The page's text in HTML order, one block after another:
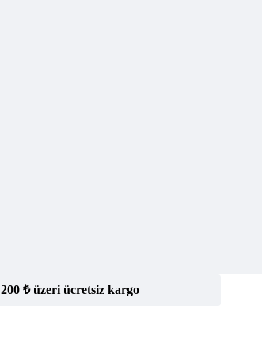
200 ₺ üzeri ücretsiz kargo